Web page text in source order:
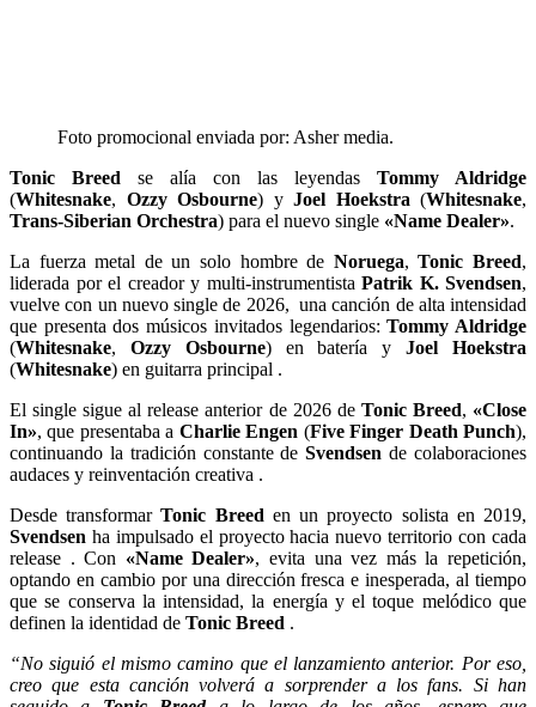
Foto promocional enviada por: Asher media.
Tonic Breed se alía con las leyendas Tommy Aldridge
(Whitesnake, Ozzy Osbourne) y Joel Hoekstra (Whitesnake,
Trans-Siberian Orchestra) para el nuevo single «Name Dealer».
La fuerza metal de un solo hombre de Noruega,Tonic Breed,
liderada por el creador y multi-instrumentista Patrik K. Svendsen,
vuelve con un nuevo single de 2026, una canción de alta intensidad
que presenta dos músicos invitados legendarios:Tommy Aldridge
(Whitesnake, Ozzy Osbourne) en batería yJoel Hoekstra
(Whitesnake) en guitarra principal .
El single sigue al release anterior de 2026 de Tonic Breed, «Close
In», que presentaba a Charlie Engen (Five Finger Death Punch),
continuando la tradición constante deSvendsen de colaboraciones
audaces y reinventación creativa .
Desde transformarTonic Breed en un proyecto solista en 2019,
Svendsen ha impulsado el proyecto hacia nuevo territorio con cada
release . Con «Name Dealer», evita una vez más la repetición,
optando en cambio por una dirección fresca e inesperada, al tiempo
que se conserva la intensidad, la energía y el toque melódico que
definen la identidad de Tonic Breed .
“No siguió el mismo camino que el lanzamiento anterior. Por eso,
creo que esta canción volverá a sorprender a los fans. Si han